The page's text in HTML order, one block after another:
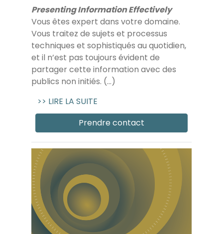
Presenting Information Effectively
Vous êtes expert dans votre domaine.
Vous traitez de sujets et processus
techniques et sophistiqués au quotidien,
et il n’est pas toujours évident de
partager cette information avec des
publics non initiés. (...)
>> LIRE LA SUITE
Prendre contact